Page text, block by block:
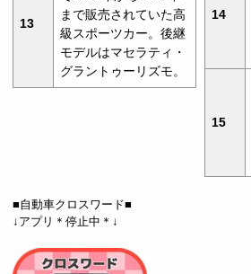
13
まで販売されていた高
級スポーツカー。後継
モデルはマセラティ・
グラントゥーリズモ。
14
15
■自動車クロスワード■
↓アプリ＊停止中＊↓